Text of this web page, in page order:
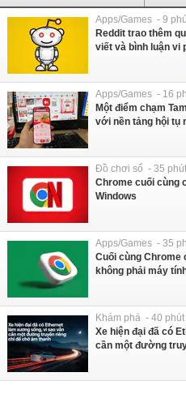
Apps/Games - 9
Reddit trao thêm
viết và bình luận vi
Apps/Games - 16
Một điểm chạm
với nền tảng hội tụ
Đồ chơi số - 35
Chrome cuối cùng
Windows
Apps/Games - 35
Cuối cùng
không phải máy
Khám phá - 40
Xe hiện đại đã có
cần một đường